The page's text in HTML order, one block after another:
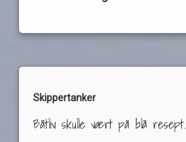
Skippertanker
Båtliv skulle vært på blå resept.